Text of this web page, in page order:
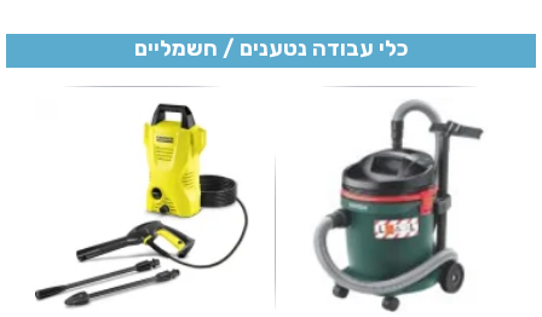
כלי עבודה נטענים / חשמליים